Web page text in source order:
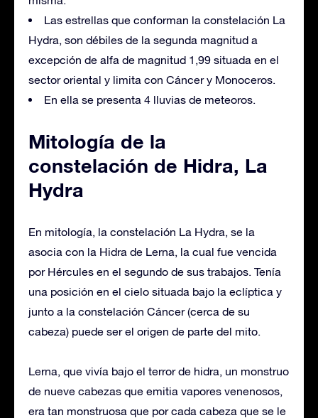
Las estrellas que conforman la constelación La
Hydra, son débiles de la segunda magnitud a
excepción de alfa de magnitud 1,99 situada en el
sector oriental y limita con Cáncer y Monoceros.
En ella se presenta 4 lluvias de meteoros.
Mitología de la
constelación de Hidra, La
Hydra
En mitología, la constelación La Hydra, se la
asocia con la Hidra de Lerna, la cual fue vencida
por Hércules en el segundo de sus trabajos. Tenía
una posición en el cielo situada bajo la eclíptica y
junto a la constelación Cáncer (cerca de su
cabeza) puede ser el origen de parte del mito.
Lerna, que vivía bajo el terror de hidra, un monstruo
de nueve cabezas que emitia vapores venenosos,
era tan monstruosa que por cada cabeza que se le